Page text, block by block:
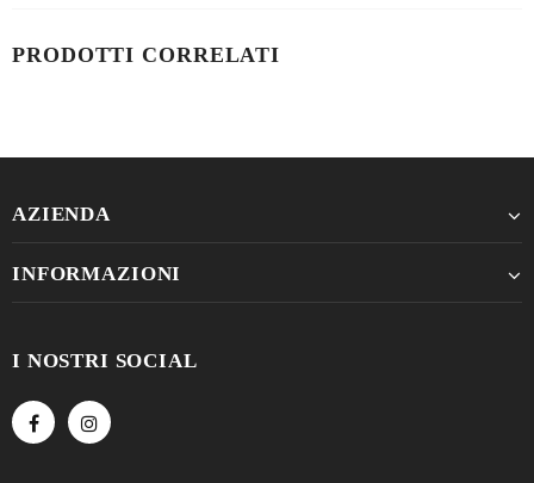
PRODOTTI CORRELATI
AZIENDA
INFORMAZIONI
I NOSTRI SOCIAL